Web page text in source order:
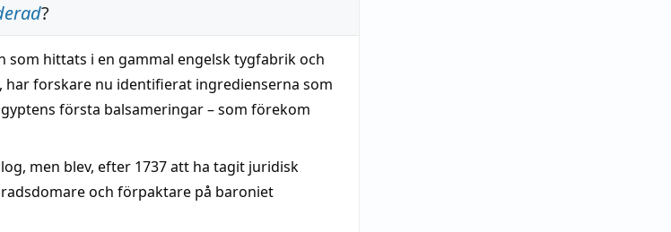
?
som hittats i en gammal engelsk tygfabrik och
har forskare nu identifierat ingredienserna som
första balsameringar – som förekom
men blev, efter 1737 att ha tagit juridisk
och förpaktare på baroniet